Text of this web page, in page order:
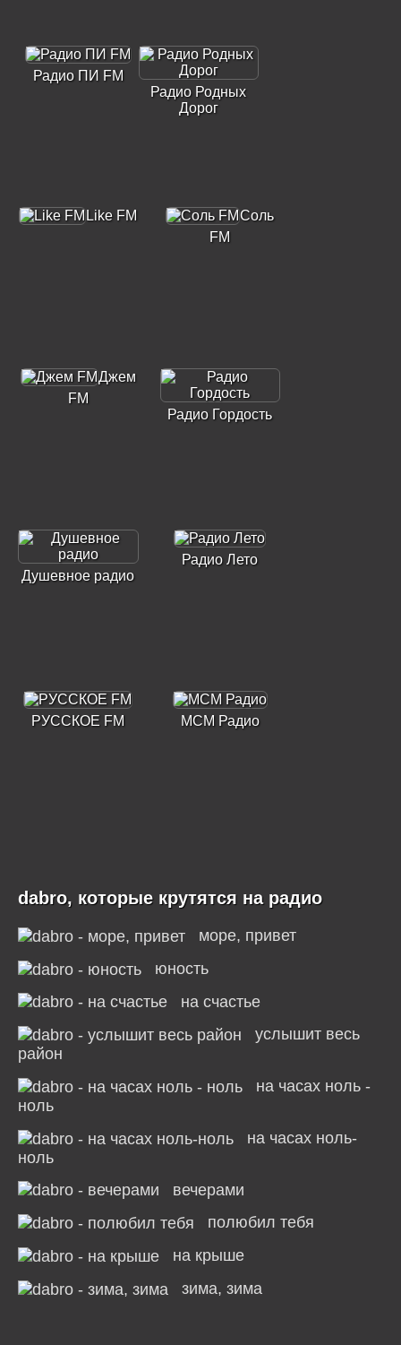
Радио ПИ FM
Радио Родных
Дорог
Like FM
Соль
FM
Джем
FM
Радио Гордость
Душевное радио
Радио Лето
РУССКОЕ FM МСМ Радио
dabro, которые крутятся на радио
море, привет
юность
на счастье
услышит весь
район
на часах ноль -
ноль
на часах ноль-
ноль
вечерами
полюбил тебя
на крыше
зима, зима